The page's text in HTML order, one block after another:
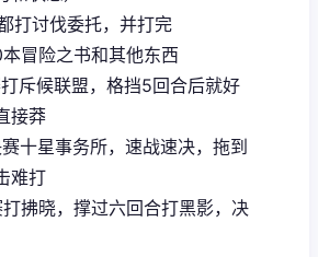
打讨伐委托，并打完
冒险之书和其他东西
斥候联盟，格挡5回合后就好
接莽
十星事务所，速战速决，拖到
难打
拂晓，撑过六回合打黑影，决